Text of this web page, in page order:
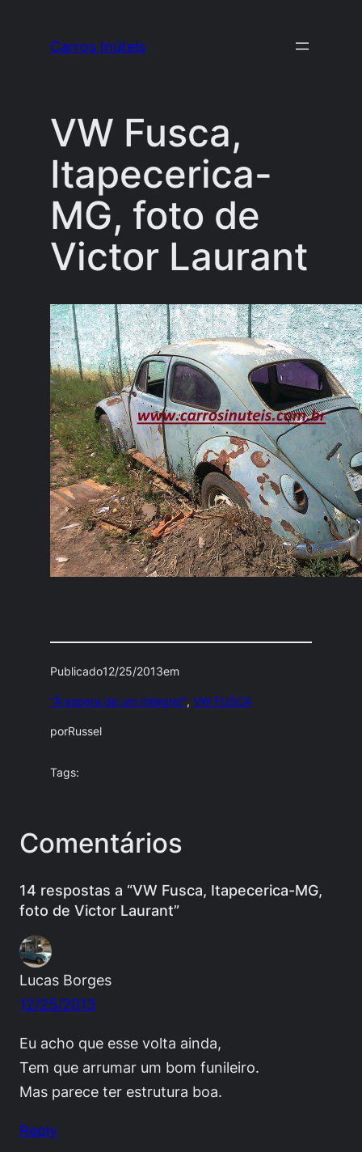
Carros Inúteis
VW Fusca,
Itapecerica-
MG, foto de
Victor Laurant
Publicado12/25/2013em
"À espera de um milagre!", VW FUSCA
porRussel
Tags:
Comentários
14 respostas a “VW Fusca, Itapecerica-MG,
foto de Victor Laurant”
Lucas Borges
12/25/2013
Eu acho que esse volta ainda,
Tem que arrumar um bom funileiro.
Mas parece ter estrutura boa.
Reply